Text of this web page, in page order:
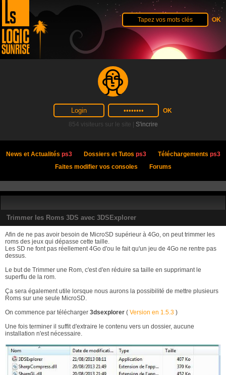
854 visiteurs sur le site | S'incrire
News et Actualités ps3 Dossiers et Tutos ps3 Téléchargements ps3
Faites modifier vos consoles
Forums
Trimmer les Roms 3DS avec 3DSExplorer
Afin de ne pas avoir besoin de MicroSD supérieur à 4Go, on peut trimmer les
roms des jeux qui dépasse cette taille.
Les SD ne font pas réellement 4Go d'ou le fait qu'un jeu de 4Go ne rentre pas
dessus.
Le but de Trimmer une Rom, c'est d'en réduire sa taille en supprimant le
superflu de la rom.
Ça sera également utile lorsque nous aurons la possibilité de mettre plusieurs
Roms sur une seule MicroSD.
On commence par télécharger 3dsexplorer ( Version en 1.5.3 )
Une fois terminer il suffit d'extraire le contenu vers un dossier, aucune
installation n'est nécessaire.